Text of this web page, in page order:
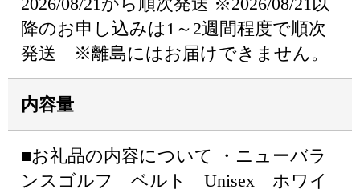
降のお申し込みは1～2週間程度で順次
発送 ※離島にはお届けできません。
内容量
■お礼品の内容について ・ニューバラ
ンスゴルフ ベルト Unisex ホワイ